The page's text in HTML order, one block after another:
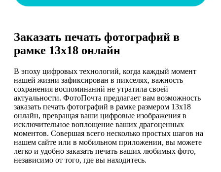
Заказать печать фотографий в
рамке 13х18 онлайн
В эпоху цифровых технологий, когда каждый момент
нашей жизни зафиксирован в пикселях, важность
сохранения воспоминаний не утратила своей
актуальности. ФотоПочта предлагает вам возможность
заказать печать фотографий в рамке размером 13х18
онлайн, превращая ваши цифровые изображения в
исключительное воплощение ваших драгоценных
моментов. Совершая всего несколько простых шагов на
нашем сайте или в мобильном приложении, вы можете
легко и удобно заказать печать ваших любимых фото,
независимо от того, где вы находитесь.